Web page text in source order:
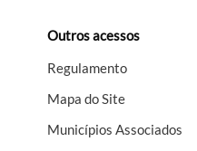
Outros acessos
Regulamento
Mapa do Site
Municípios Associados